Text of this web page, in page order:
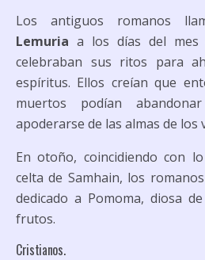
Los antiguos romanos
Lemuria a los días del
celebraban sus ritos para
espíritus. Ellos creían que
muertos podían
apoderarse de las almas de los
En otoño, coincidiendo con
celta de Samhain, los
dedicado a Pomoma, diosa
frutos.
Cristianos.